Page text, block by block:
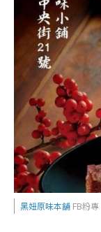
黑妞原味本舖 FB粉專